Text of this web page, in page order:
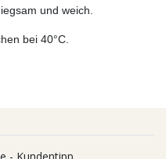
und weich.
bei 40°C.